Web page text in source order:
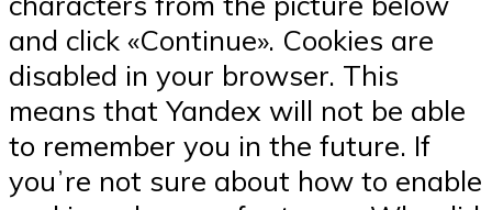
and click «Continue». Cookies are
disabled in your browser. This
means that Yandex will not be able
to remember you in the future. If
youʼre not sure about how to enable